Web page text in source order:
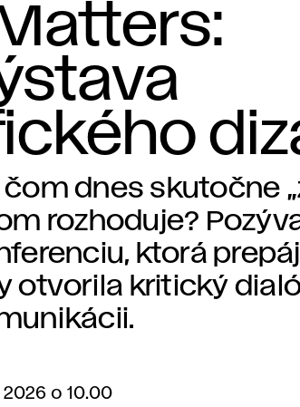
čom dnes skutočne
rozhoduje?
ktorá
otvorila kritický
2026 o 10.00